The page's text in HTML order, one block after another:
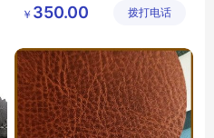
ASAHIKASEI布料
链有限公
￥ 350.00 拨打电话